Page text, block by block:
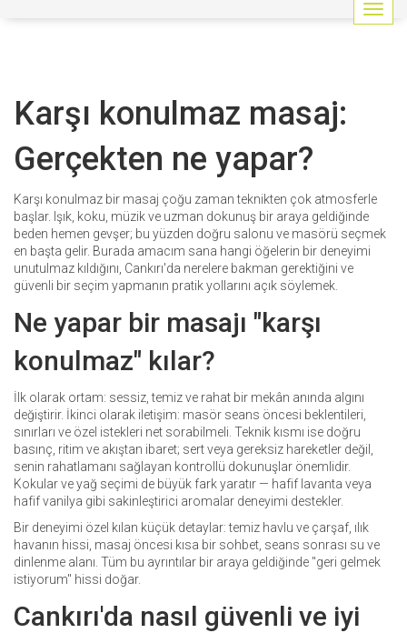
G
e
k
Karşı konulmaz masaj:
Gerçekten ne yapar?
Karşı konulmaz bir masaj çoğu zaman teknikten çok atmosferle
başlar. Işık, koku, müzik ve uzman dokunuş bir araya geldiğinde
beden hemen gevşer; bu yüzden doğru salonu ve masörü seçmek
en başta gelir. Burada amacım sana hangi öğelerin bir deneyimi
unutulmaz kıldığını, Cankırı'da nerelere bakman gerektiğini ve
güvenli bir seçim yapmanın pratik yollarını açık söylemek.
Ne yapar bir masajı "karşı
konulmaz" kılar?
İlk olarak ortam: sessiz, temiz ve rahat bir mekân anında algını
değiştirir. İkinci olarak iletişim: masör seans öncesi beklentileri,
sınırları ve özel istekleri net sorabilmeli. Teknik kısmı ise doğru
basınç, ritim ve akıştan ibaret; sert veya gereksiz hareketler değil,
senin rahatlamanı sağlayan kontrollü dokunuşlar önemlidir.
Kokular ve yağ seçimi de büyük fark yaratır — hafif lavanta veya
hafif vanilya gibi sakinleştirici aromalar deneyimi destekler.
Bir deneyimi özel kılan küçük detaylar: temiz havlu ve çarşaf, ılık
havanın hissi, masaj öncesi kısa bir sohbet, seans sonrası su ve
dinlenme alanı. Tüm bu ayrıntılar bir araya geldiğinde "geri gelmek
istiyorum" hissi doğar.
Cankırı'da nasıl güvenli ve iyi